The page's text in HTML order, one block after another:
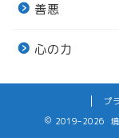
善悪
心の力
プ
2019–2026 境